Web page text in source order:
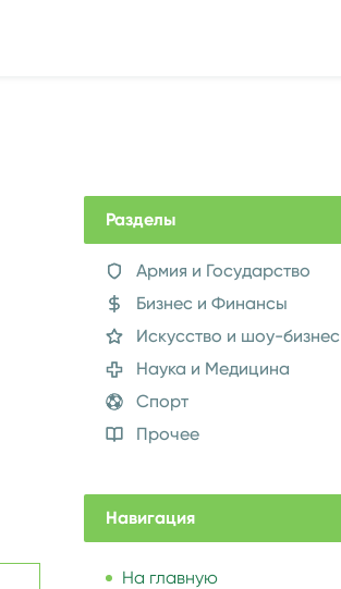
Разделы
Армия и Государство
Бизнес и Финансы
Искусство и шоу-бизнес
Наука и Медицина
Спорт
Прочее
Навигация
На главную